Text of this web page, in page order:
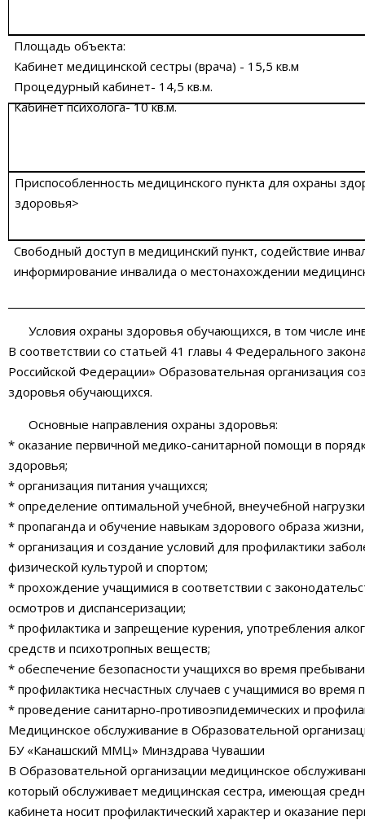
Площадь объекта:
Кабинет медицинской сестры (врача) - 15,5 кв.м
Процедурный кабинет- 14,5 кв.м.
Кабинет психолога- 10 кв.м.
Приспособленность медицинского пункта для охраны
здоровья>
Свободный доступ в медицинский пункт, содействие
информирование инвалида о местонахождении
Условия охраны здоровья обучающихся, в том числе
В соответствии со статьей 41 главы 4 Федерального
Российской Федерации» Образовательная организация
здоровья обучающихся.
Основные направления охраны здоровья:
* оказание первичной медико-санитарной помощи в
здоровья;
* организация питания учащихся;
* определение оптимальной учебной, внеучебной
* пропаганда и обучение навыкам здорового образа
* организация и создание условий для профилактики
физической культурой и спортом;
* прохождение учащимися в соответствии с
осмотров и диспансеризации;
* профилактика и запрещение курения, употребления
средств и психотропных веществ;
* обеспечение безопасности учащихся во время
* профилактика несчастных случаев с учащимися во
* проведение санитарно-противоэпидемических и
Медицинское обслуживание в Образовательной
БУ «Канашский ММЦ» Минздрава Чувашии
В Образовательной организации медицинское
который обслуживает медицинская сестра, имеющая
кабинета носит профилактический характер и оказание